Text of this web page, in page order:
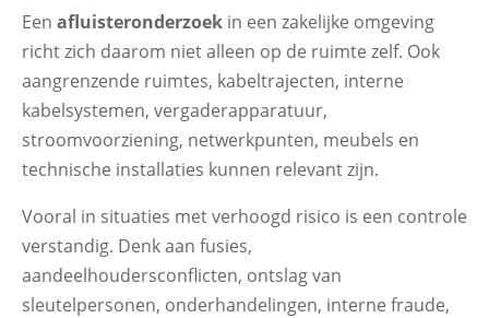
Een afluisteronderzoek in een zakelijke omgeving
richt zich daarom niet alleen op de ruimte zelf. Ook
aangrenzende ruimtes, kabeltrajecten, interne
kabelsystemen, vergaderapparatuur,
stroomvoorziening, netwerkpunten, meubels en
technische installaties kunnen relevant zijn.
Vooral in situaties met verhoogd risico is een controle
verstandig. Denk aan fusies,
aandeelhoudersconflicten, ontslag van
sleutelpersonen, onderhandelingen, interne fraude,